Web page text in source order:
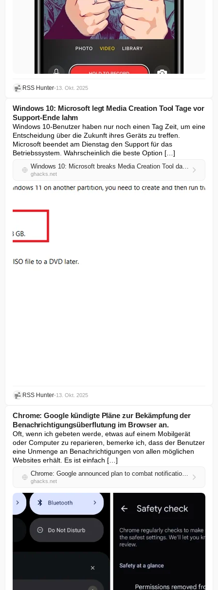
RSS Hunter•13. Okt. 2025
Windows 10: Microsoft legt Media Creation Tool Tage vor
Support-Ende lahm
Windows 10-Benutzer haben nur noch einen Tag Zeit, um eine
Entscheidung über die Zukunft ihres Geräts zu treffen.
Microsoft beendet am Dienstag den Support für das
Betriebssystem. Wahrscheinlich die beste Option […]
Windows 10: Microsoft breaks Media Creation Tool days before end of support
ghacks.net
RSS Hunter•13. Okt. 2025
Chrome: Google kündigte Pläne zur Bekämpfung der
Benachrichtigungsüberflutung im Browser an.
Oft, wenn ich gebeten werde, etwas auf einem Mobilgerät
oder Computer zu reparieren, bemerke ich, dass der Benutzer
eine Unmenge an Benachrichtigungen von allen möglichen
Websites erhält. Es ist einfach […]
Chrome: Google announced plan to combat notification overload in the browser
ghacks.net